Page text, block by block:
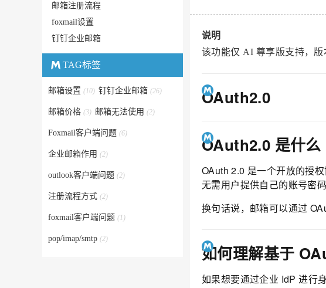
说明
该功能仅 AI 尊享版支持，版
OAuth2.0
OAuth2.0 是什么
OAuth 2.0 是一个开放的授
无需用户提供自己的账号密码
换句话说，邮箱可以通过
如何理解基于
如果想要通过企业 IdP 进行
邮箱注册流程
foxmail设置
钉钉企业邮箱
TAG标签
邮箱设置 (10) 钉钉企业邮箱 (26)
邮箱价格 (3) 邮箱无法使用 (2)
Foxmail客户端问题 (6)
企业邮箱作用 (2)
outlook客户端问题 (2)
注册流程方式 (2)
foxmail客户端问题 (1)
pop/imap/smtp (2)